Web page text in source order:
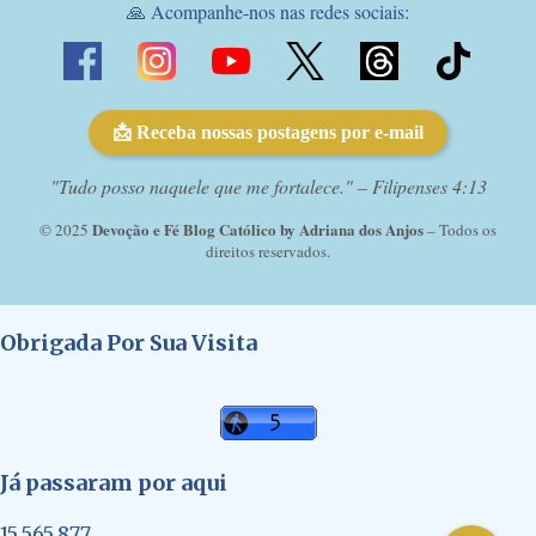
🙏 Acompanhe-nos nas redes sociais:
📩 Receba nossas postagens por e-mail
"Tudo posso naquele que me fortalece." – Filipenses 4:13
© 2025 Devoção e Fé Blog Católico by Adriana dos Anjos– Todos os
direitos reservados.
Obrigada Por Sua Visita
Já passaram por aqui